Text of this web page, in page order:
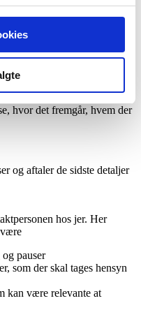
hvor det fremgår, hvem der
og aftaler de sidste detaljer
hos jer. Her
pauser
som der skal tages hensyn
kan være relevante at